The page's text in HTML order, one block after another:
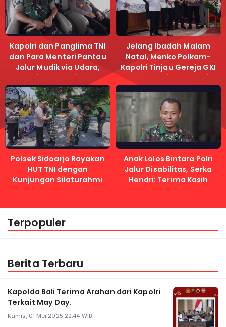
Kapolri dan Panglima TNI
dan Para Menteri Pantau
Jalur Mudik via Udara,
Pastikan Lalu Lintas
Lancar
Jelang Ibadah Malam
Natal, Menko Polkam-
Kapolri Tinjau Gereja GKI
Samanhudi dan Gereja
Polsek Sidoarjo Rayakan
HUT TNI dengan
Kunjungan Silaturahmi
Anak Lolos Bintara Polri
Jalur Disabilitas, Serka
Hendri: Terima Kasih
Kapolri
Terpopuler
Berita Terbaru
Kapolda Bali Terima Arahan dari Kapolri
Terkait May Day.
Kamis, 01 Mei 2025 22:44 WIB